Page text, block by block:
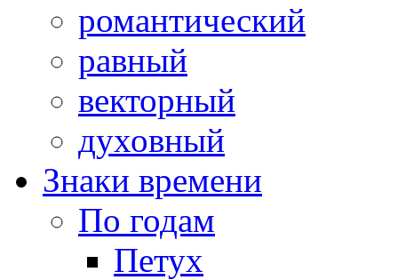
романтический
равный
векторный
духовный
Знаки времени
По годам
Петух